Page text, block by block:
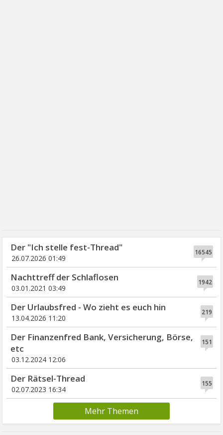
16545
Der "Ich stelle fest-Thread"
26.07.2026 01:49
1942
Nachttreff der Schlaflosen
03.01.2021 03:49
219
Der Urlaubsfred - Wo zieht es euch hin
13.04.2026 11:20
151
Der Finanzenfred Bank, Versicherung, Börse,
etc
03.12.2024 12:06
155
Der Rätsel-Thread
02.07.2023 16:34
Mehr Themen